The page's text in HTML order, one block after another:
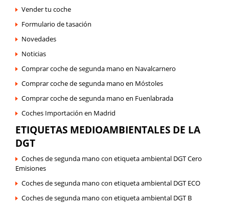
Vender tu coche
Formulario de tasación
Novedades
Noticias
Comprar coche de segunda mano en Navalcarnero
Comprar coche de segunda mano en Móstoles
Comprar coche de segunda mano en Fuenlabrada
Coches Importación en Madrid
ETIQUETAS MEDIOAMBIENTALES DE LA
DGT
Coches de segunda mano con etiqueta ambiental DGT Cero
Emisiones
Coches de segunda mano con etiqueta ambiental DGT ECO
Coches de segunda mano con etiqueta ambiental DGT B